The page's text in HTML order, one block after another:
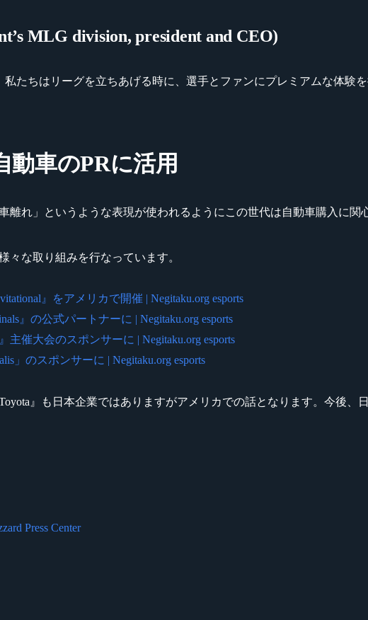
MLG division, president and CEO)
たちはリーグを立ちあげる時に、選手とファンにプレミアムな体験
動車のPRに活用
離れ」というような表現が使われるようにこの世代は自動車購入に関
々な取り組みを行なっています。
』をアメリカで開催 | Negitaku.org esports
』の公式パートナーに | Negitaku.org esports
催大会のスポンサーに | Negitaku.org esports
」のスポンサーに | Negitaku.org esports
』も日本企業ではありますがアメリカでの話となります。今後、
Press Center